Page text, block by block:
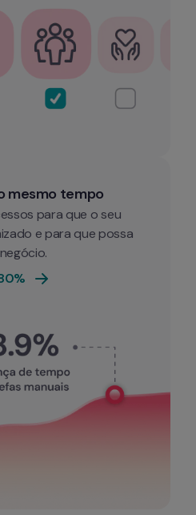
mesmo tempo
para que o seu
e para que possa